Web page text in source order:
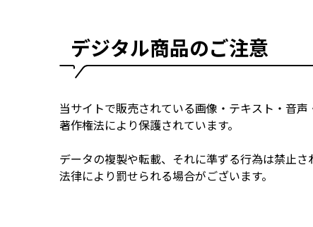
デジタル商品のご注意
当サイトで販売されている画像・テキスト・音声
著作権法により保護されています。
データの複製や転載、それに準ずる行為は禁止さ
法律により罰せられる場合がございます。